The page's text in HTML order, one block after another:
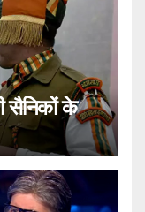
सैनिकों के